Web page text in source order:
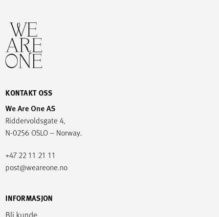
KONTAKT OSS
We Are One AS
Riddervoldsgate 4,
N-0256 OSLO – Norway.
+47 22 11 21 11
post@weareone.no
INFORMASJON